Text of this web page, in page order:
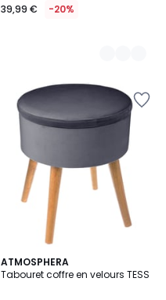
39,99 € -20%
ATMOSPHERA
Tabouret coffre en velours TESS